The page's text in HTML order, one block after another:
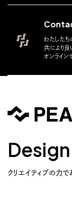
わたしたち
共により良
オンライン
クリエイティブの力